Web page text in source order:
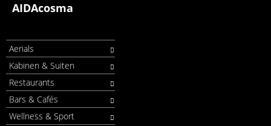
AIDAcosma
Aerials
Kabinen & Suiten
Restaurants
Bars & Cafés
Wellness & Sport